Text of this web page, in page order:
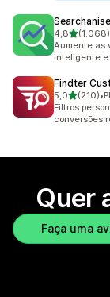
4,8de 5(1.068)
1068
Aumente as
inteligente e
Findter
5,0de 5(210)
210 •
Filtros
conversões
Quer
Faça uma